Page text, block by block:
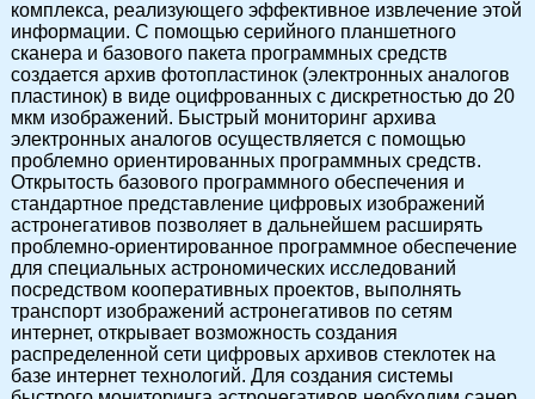
комплекса, реализующего эффективное извлечение этой
информации. С помощью серийного планшетного
сканера и базового пакета программных средств
создается архив фотопластинок (электронных аналогов
пластинок) в виде оцифрованных с дискретностью до 20
мкм изображений. Быстрый мониторинг архива
электронных аналогов осуществляется с помощью
проблемно ориентированных программных средств.
Открытость базового программного обеспечения и
стандартное представление цифровых изображений
астронегативов позволяет в дальнейшем расширять
проблемно-ориентированное программное обеспечение
для специальных астрономических исследований
посредством кооперативных проектов, выполнять
транспорт изображений астронегативов по сетям
интернет, открывает возможность создания
распределенной сети цифровых архивов стеклотек на
базе интернет технологий. Для создания системы